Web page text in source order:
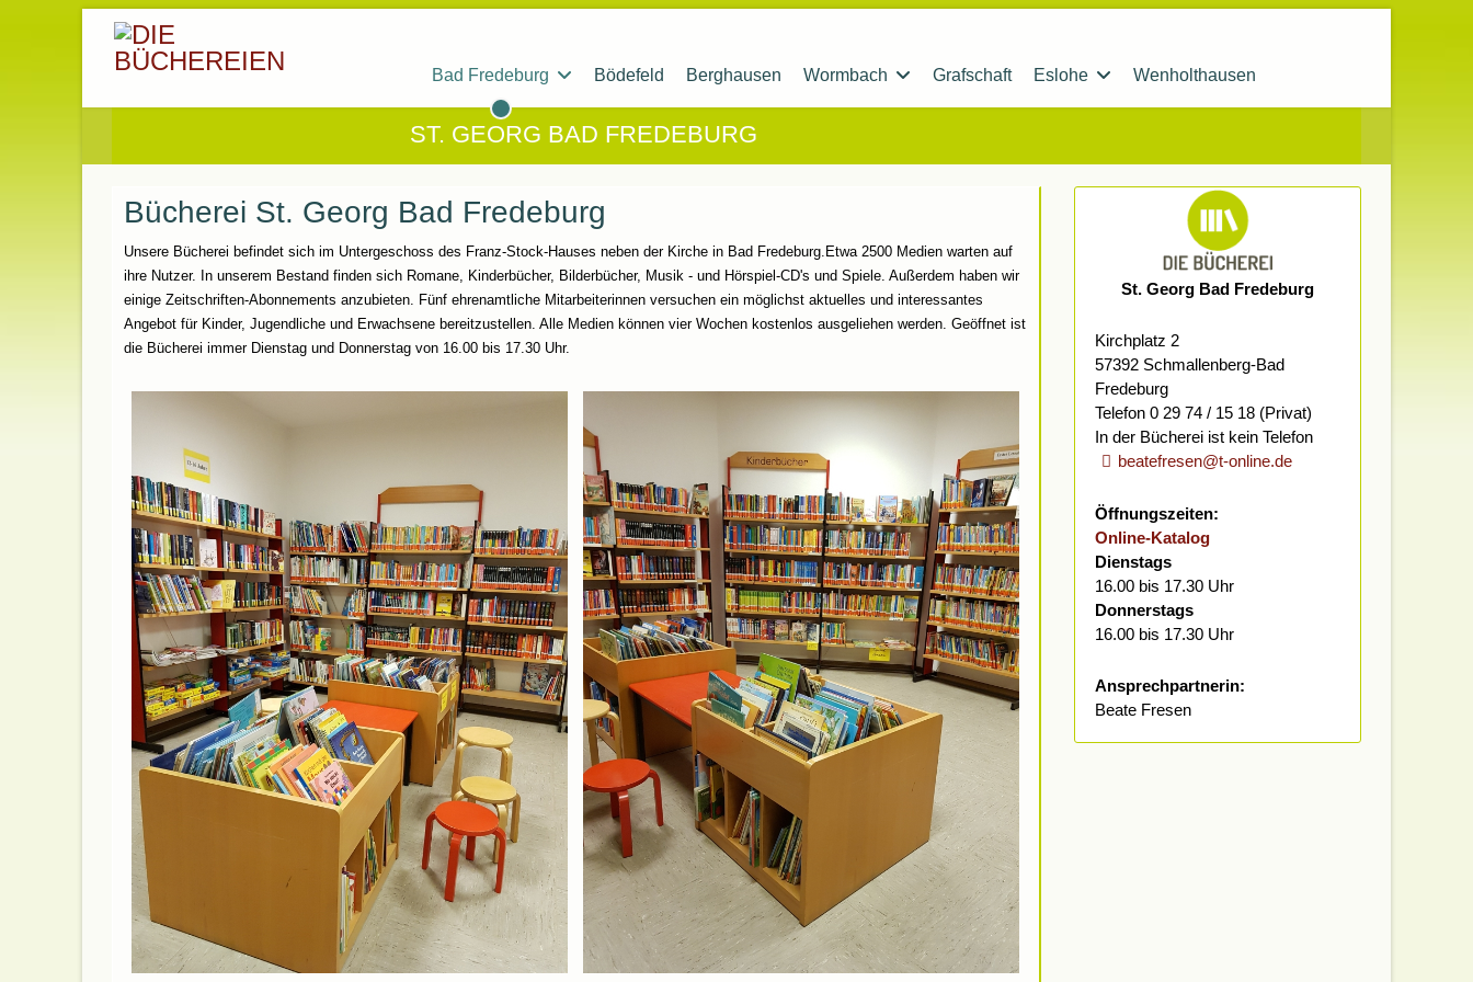
Bad Fredeburg Bödefeld Berghausen Wormbach Grafschaft Eslohe Wenholthausen
ST. GEORG BAD FREDEBURG
Bücherei St. Georg Bad Fredeburg
Unsere Bücherei befindet sich im Untergeschoss des Franz-Stock-Hauses neben der Kirche in Bad Fredeburg.Etwa 2500 Medien warten auf
ihre Nutzer. In unserem Bestand finden sich Romane, Kinderbücher, Bilderbücher, Musik - und Hörspiel-CD's und Spiele. Außerdem haben wir
einige Zeitschriften-Abonnements anzubieten. Fünf ehrenamtliche Mitarbeiterinnen versuchen ein möglichst aktuelles und interessantes
Angebot für Kinder, Jugendliche und Erwachsene bereitzustellen. Alle Medien können vier Wochen kostenlos ausgeliehen werden. Geöffnet ist
die Bücherei immer Dienstag und Donnerstag von 16.00 bis 17.30 Uhr.
St. Georg Bad Fredeburg
Kirchplatz 2
57392 Schmallenberg-Bad
Fredeburg
Telefon 0 29 74 / 15 18 (Privat)
In der Bücherei ist kein Telefon
beatefresen@t-online.de
Öffnungszeiten:
Online-Katalog
Dienstags
16.00 bis 17.30 Uhr
Donnerstags
16.00 bis 17.30 Uhr
Ansprechpartnerin:
Beate Fresen